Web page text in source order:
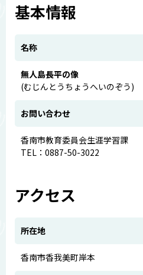
基本情報
名称
無人島長平の像
(むじんとうちょうへいのぞう)
お問い合わせ
香南市教育委員会生涯学習課
TEL：0887-50-3022
アクセス
所在地
香南市香我美町岸本